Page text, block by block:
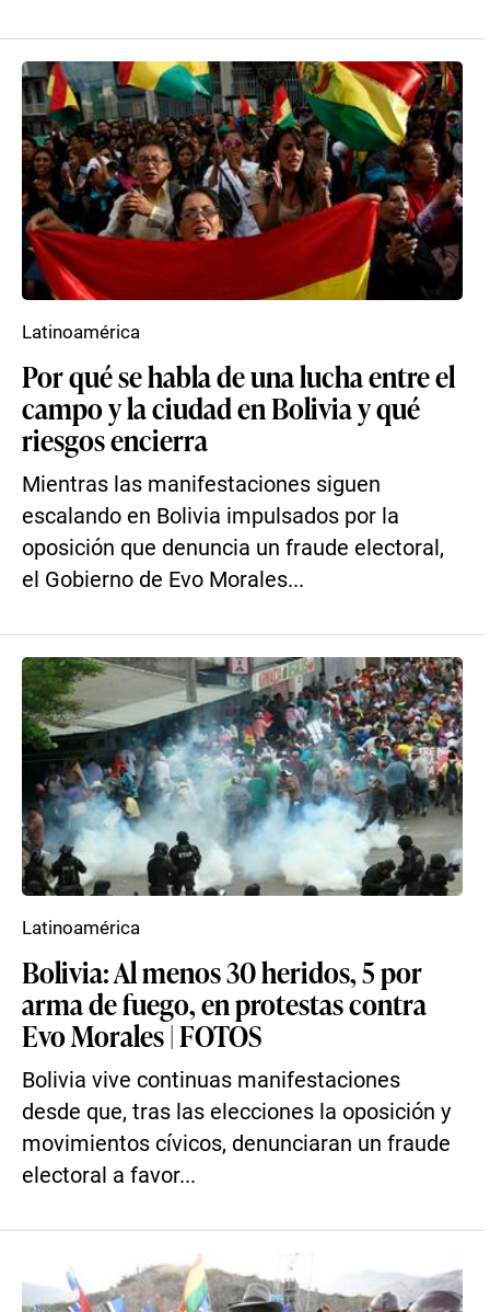
Por qué se habla de una lucha entre el
campo y la ciudad en Bolivia y qué
riesgos encierra
Mientras las manifestaciones siguen
escalando en Bolivia impulsados por la
oposición que denuncia un fraude electoral,
el Gobierno de Evo Morales...
Latinoamérica
Bolivia: Al menos 30 heridos, 5 por
arma de fuego, en protestas contra
Evo Morales | FOTOS
Bolivia vive continuas manifestaciones
desde que, tras las elecciones la oposición y
movimientos cívicos, denunciaran un fraude
electoral a favor...
Latinoamérica